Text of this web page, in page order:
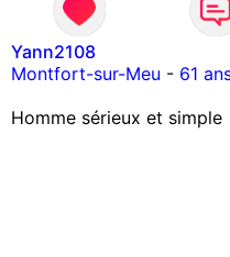
Yann2108
Montfort-sur-Meu - 61
Homme sérieux et simple